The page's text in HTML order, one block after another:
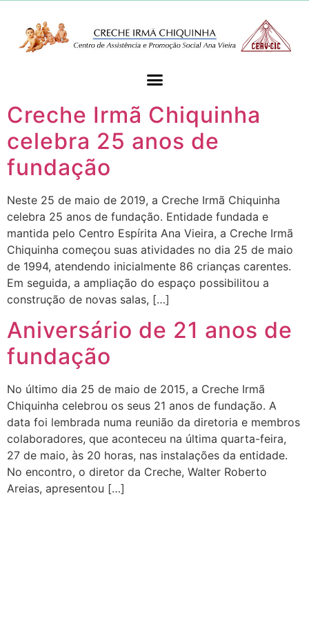
Creche Irmã Chiquinha
celebra 25 anos de
fundação
Neste 25 de maio de 2019, a Creche Irmã Chiquinha
celebra 25 anos de fundação. Entidade fundada e
mantida pelo Centro Espírita Ana Vieira, a Creche Irmã
Chiquinha começou suas atividades no dia 25 de maio
de 1994, atendendo inicialmente 86 crianças carentes.
Em seguida, a ampliação do espaço possibilitou a
construção de novas salas, […]
Aniversário de 21 anos de
fundação
No último dia 25 de maio de 2015, a Creche Irmã
Chiquinha celebrou os seus 21 anos de fundação. A
data foi lembrada numa reunião da diretoria e membros
colaboradores, que aconteceu na última quarta-feira,
27 de maio, às 20 horas, nas instalações da entidade.
No encontro, o diretor da Creche, Walter Roberto
Areias, apresentou […]